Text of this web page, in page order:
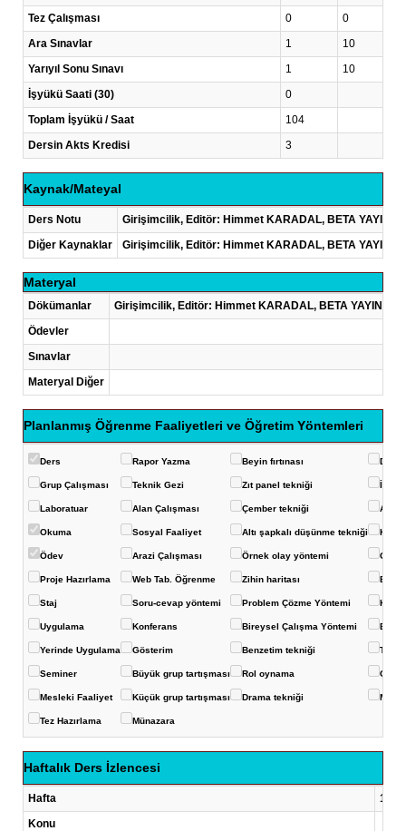
Tez Çalışması
0 0
Ara Sınavlar
1 10
Yarıyıl Sonu Sınavı
1 10
İşyükü Saati (30)
0
Toplam İşyükü / Saat
104
Dersin Akts Kredisi
3
Kaynak/Mateyal
Ders Notu
Girişimcilik, Editör: Himmet KARADAL, BETA
Diğer Kaynaklar
Girişimcilik, Editör: Himmet KARADAL, BETA
Materyal
Dökümanlar
Girişimcilik, Editör: Himmet KARADAL, BETA YAYINEVİ,
Ödevler
Sınavlar
Materyal Diğer
Planlanmış Öğrenme Faaliyetleri ve Öğretim Yöntemleri
Ders Rapor Yazma Beyin fırtınası
Grup Çalışması Teknik Gezi Zıt panel tekniği
Laboratuar Alan Çalışması Çember tekniği
Okuma Sosyal Faaliyet Altı şapkalı düşünme tekniği
Ödev Arazi Çalışması Örnek olay yöntemi
Proje Hazırlama Web Tab. Öğrenme Zihin haritası Balık
Staj Soru-cevap yöntemi Problem Çözme Yöntemi
Uygulama Konferans Bireysel Çalışma Yöntemi
Yerinde Uygulama Gösterim Benzetim tekniği Ters-
Seminer Büyük grup tartışması Rol oynama
Mesleki Faaliyet Küçük grup tartışması Drama tekniği
Tez Hazırlama Münazara
Haftalık Ders İzlencesi
Hafta
1
Konu